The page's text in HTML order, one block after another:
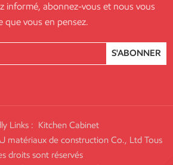
informé, abonnez-vous et nous vous
que vous en pensez.
S'ABONNER
Links : Kitchen Cabinet
matériaux de construction Co., Ltd Tous
droits sont réservés